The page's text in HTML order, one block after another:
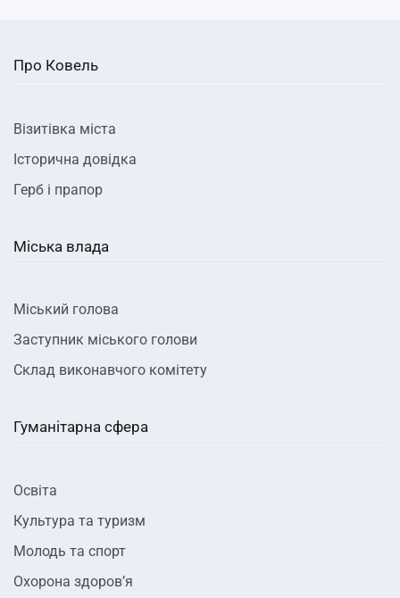
Про Ковель
Візитівка міста
Історична довідка
Герб і прапор
Міська влада
Міський голова
Заступник міського голови
Склад виконавчого комітету
Гуманітарна сфера
Освіта
Культура та туризм
Молодь та спорт
Охорона здоров’я